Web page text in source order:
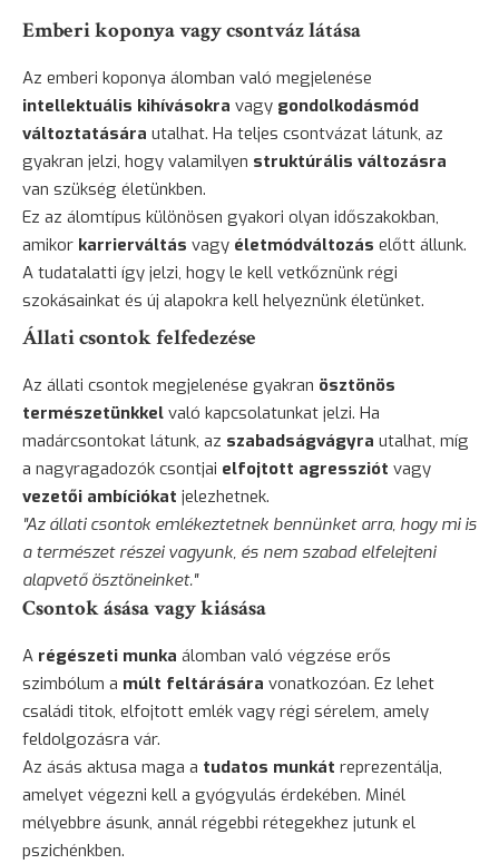
Emberi koponya vagy csontváz látása
Az emberi koponya álomban való megjelenése
intellektuális kihívásokra vagy gondolkodásmód
változtatására utalhat. Ha teljes csontvázat látunk, az
gyakran jelzi, hogy valamilyen struktúrális változásra
van szükség életünkben.
Ez az álomtípus különösen gyakori olyan időszakokban,
amikor karrierváltás vagy életmódváltozás előtt állunk.
A tudatalatti így jelzi, hogy le kell vetkőznünk régi
szokásainkat és új alapokra kell helyeznünk életünket.
Állati csontok felfedezése
Az állati csontok megjelenése gyakran ösztönös
természetünkkel való kapcsolatunkat jelzi. Ha
madárcsontokat látunk, az szabadságvágyra utalhat, míg
a nagyragadozók csontjai elfojtott agressziót vagy
vezetői ambíciókat jelezhetnek.
"Az állati csontok emlékeztetnek bennünket arra, hogy mi is
a természet részei vagyunk, és nem szabad elfelejteni
alapvető ösztöneinket."
Csontok ásása vagy kiásása
A régészeti munka álomban való végzése erős
szimbólum a múlt feltárására vonatkozóan. Ez lehet
családi titok, elfojtott emlék vagy régi sérelem, amely
feldolgozásra vár.
Az ásás aktusa maga a tudatos munkát reprezentálja,
amelyet végezni kell a gyógyulás érdekében. Minél
mélyebbre ásunk, annál régebbi rétegekhez jutunk el
pszichénkben.